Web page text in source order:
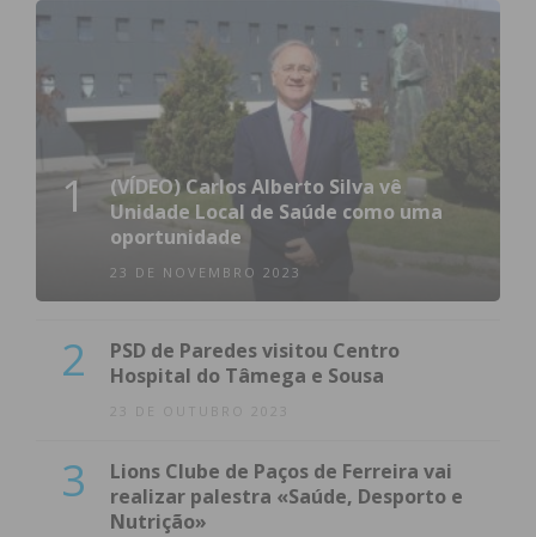
1
(VÍDEO) Carlos Alberto Silva vê
Unidade Local de Saúde como uma
oportunidade
23 DE NOVEMBRO 2023
2
PSD de Paredes visitou Centro
Hospital do Tâmega e Sousa
23 DE OUTUBRO 2023
3
Lions Clube de Paços de Ferreira vai
realizar palestra «Saúde, Desporto e
Nutrição»